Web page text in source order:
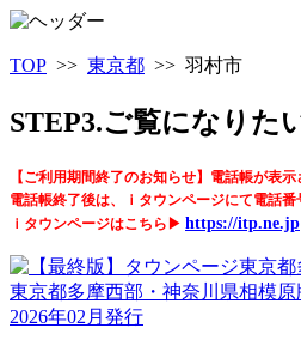
TOP >> 東京都 >> 羽村市
STEP3.ご覧になりた
【ご利用期間終了のお知らせ】電話帳が表
電話帳終了後は、ｉタウンページにて電話番
ｉタウンページはこちら▶ https://itp.ne.jp
東京都多摩西部・神奈川県相模原
2026年02月発行